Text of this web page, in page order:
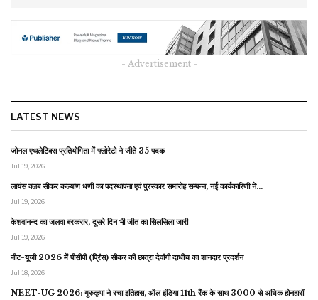
- Advertisement -
LATEST NEWS
जोनल एथलेटिक्स प्रतियोगिता में फ्लोरेटो ने जीते 35 पदक
Jul 19, 2026
लायंस क्लब सीकर कल्याण धणी का पदस्थापना एवं पुरस्कार समारोह सम्पन्न, नई कार्यकारिणी ने…
Jul 19, 2026
केशवानन्द का जलवा बरकरार, दूसरे दिन भी जीत का सिलसिला जारी
Jul 19, 2026
नीट-यूजी 2026 में पीसीपी (प्रिंस) सीकर की छात्रा देवांगी दाधीच का शानदार प्रदर्शन
Jul 18, 2026
NEET-UG 2026: गुरुकृपा ने रचा इतिहास, ऑल इंडिया 11th रैंक के साथ 3000 से अधिक होनहारों